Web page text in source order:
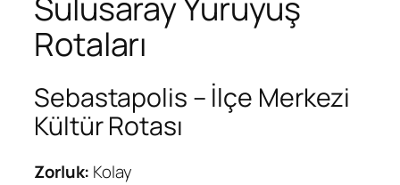
Rotaları
Sebastapolis – İlçe Merkezi
Kültür Rotası
Zorluk: Kolay